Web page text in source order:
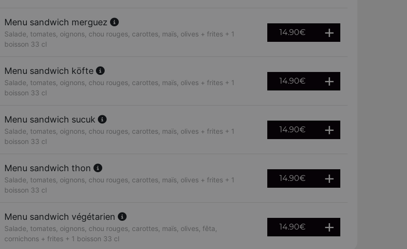
Menu sandwich merguez
Salade, tomates, oignons, chou rouges, carottes, maïs, olives + frites + 1
boisson 33 cl
14.90€
Menu sandwich köfte
Salade, tomates, oignons, chou rouges, carottes, maïs, olives + frites + 1
boisson 33 cl
14.90€
Menu sandwich sucuk
Salade, tomates, oignons, chou rouges, carottes, maïs, olives + frites + 1
boisson 33 cl
14.90€
Menu sandwich thon
Salade, tomates, oignons, chou rouges, carottes, maïs, olives + frites + 1
boisson 33 cl
14.90€
Menu sandwich végétarien
Salade, tomates, oignons, chou rouges, carottes, maïs, olives, fêta,
cornichons + frites + 1 boisson 33 cl
14.90€